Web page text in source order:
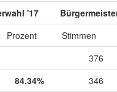
'17
Prozent
Stimmen
376
84,34%
346